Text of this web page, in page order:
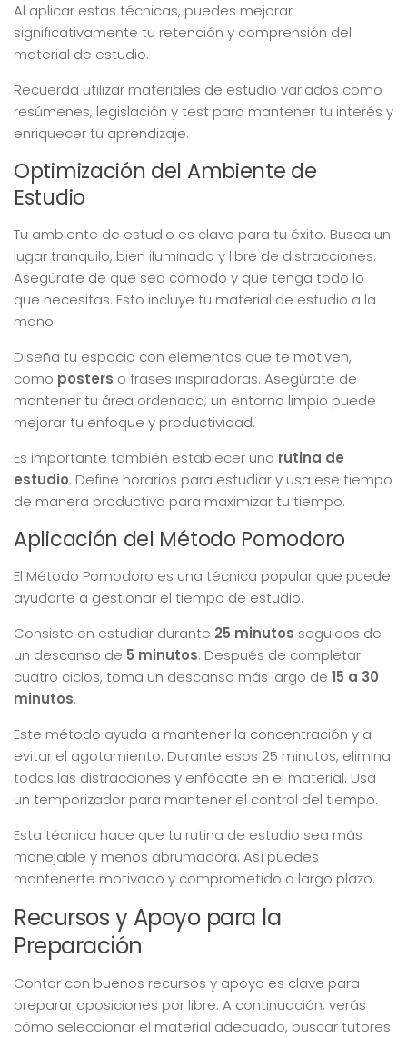
Al aplicar estas técnicas, puedes mejorar
significativamente tu retención y comprensión del
material de estudio.
Recuerda utilizar materiales de estudio variados como
resúmenes, legislación y test para mantener tu interés y
enriquecer tu aprendizaje.
Optimización del Ambiente de
Estudio
Tu ambiente de estudio es clave para tu éxito. Busca un
lugar tranquilo, bien iluminado y libre de distracciones.
Asegúrate de que sea cómodo y que tenga todo lo
que necesitas. Esto incluye tu material de estudio a la
mano.
Diseña tu espacio con elementos que te motiven,
como posters o frases inspiradoras. Asegúrate de
mantener tu área ordenada; un entorno limpio puede
mejorar tu enfoque y productividad.
Es importante también establecer una rutina de
estudio. Define horarios para estudiar y usa ese tiempo
de manera productiva para maximizar tu tiempo.
Aplicación del Método Pomodoro
El Método Pomodoro es una técnica popular que puede
ayudarte a gestionar el tiempo de estudio.
Consiste en estudiar durante 25 minutos seguidos de
un descanso de 5 minutos. Después de completar
cuatro ciclos, toma un descanso más largo de 15 a 30
minutos.
Este método ayuda a mantener la concentración y a
evitar el agotamiento. Durante esos 25 minutos, elimina
todas las distracciones y enfócate en el material. Usa
un temporizador para mantener el control del tiempo.
Esta técnica hace que tu rutina de estudio sea más
manejable y menos abrumadora. Así puedes
mantenerte motivado y comprometido a largo plazo.
Recursos y Apoyo para la
Preparación
Contar con buenos recursos y apoyo es clave para
preparar oposiciones por libre. A continuación, verás
cómo seleccionar el material adecuado, buscar tutores